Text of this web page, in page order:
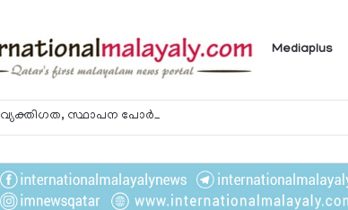
Mediaplus
വ്യക്തിഗത, സ്ഥാപന പോര്‍ട്ടലുകള്‍ വഴി ലഭ്യമാകുന്ന ചില